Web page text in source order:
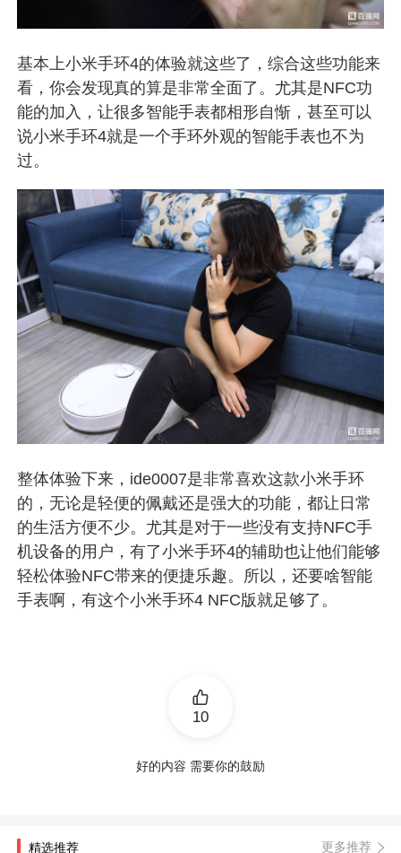
基本上小米手环4的体验就这些了，综合这些功能来
看，你会发现真的算是非常全面了。尤其是NFC功
能的加入，让很多智能手表都相形自惭，甚至可以
说小米手环4就是一个手环外观的智能手表也不为
过。
整体体验下来，ide0007是非常喜欢这款小米手环
的，无论是轻便的佩戴还是强大的功能，都让日常
的生活方便不少。尤其是对于一些没有支持NFC手
机设备的用户，有了小米手环4的辅助也让他们能够
轻松体验NFC带来的便捷乐趣。所以，还要啥智能
手表啊，有这个小米手环4 NFC版就足够了。
10
好的内容 需要你的鼓励
精选推荐 更多推荐